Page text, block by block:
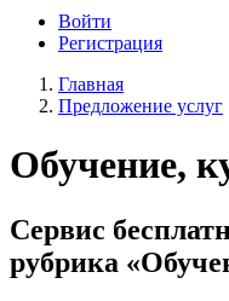
Войти
Регистрация
Главная
Предложение услуг
Обучение,
Сервис
рубрика